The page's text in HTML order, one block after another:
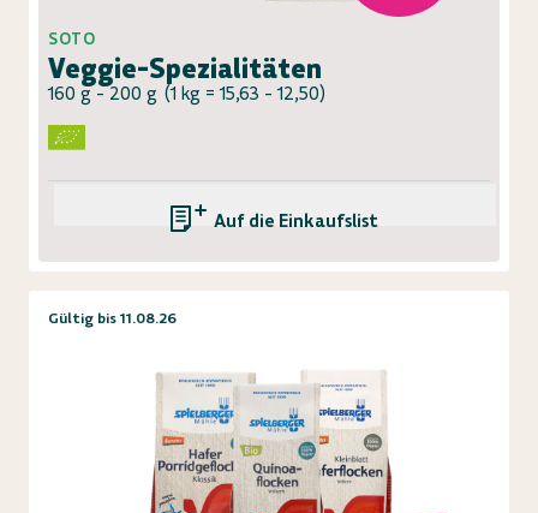
SOTO
Veggie-Spezialitäten
160 g - 200 g (1 kg = 15,63 - 12,50)
Auf die Einkaufsliste
Gültig bis 11.08.26